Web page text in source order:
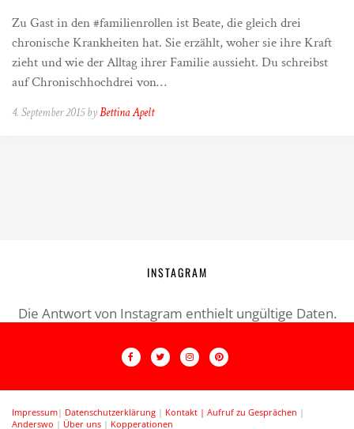
Zu Gast in den #familienrollen ist Beate, die gleich drei
chronische Krankheiten hat. Sie erzählt, woher sie ihre Kraft
zieht und wie der Alltag ihrer Familie aussieht. Du schreibst
auf Chronischhochdrei von…
4. September 2015 byBettina Apelt
INSTAGRAM
Die Antwort von Instagram enthielt ungültige Daten.
Impressum| Datenschutzerklärung | Kontakt | Aufruf zu Gesprächen |
Anderswo | Über uns | Kopperationen